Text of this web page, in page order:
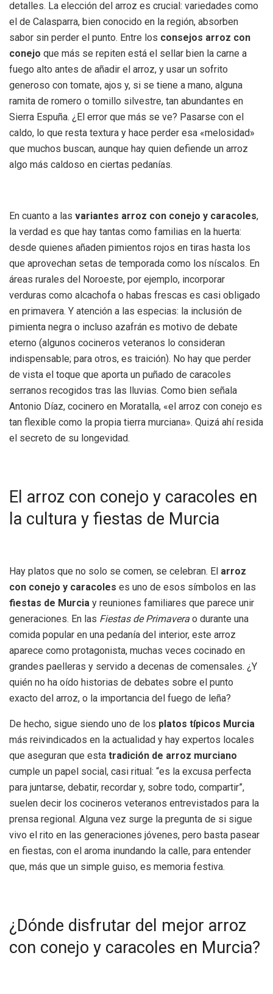
detalles. La elección del arroz es crucial: variedades como
el de Calasparra, bien conocido en la región, absorben
sabor sin perder el punto. Entre los consejos arroz con
conejo que más se repiten está el sellar bien la carne a
fuego alto antes de añadir el arroz, y usar un sofrito
generoso con tomate, ajos y, si se tiene a mano, alguna
ramita de romero o tomillo silvestre, tan abundantes en
Sierra Espuña. ¿El error que más se ve? Pasarse con el
caldo, lo que resta textura y hace perder esa «melosidad»
que muchos buscan, aunque hay quien defiende un arroz
algo más caldoso en ciertas pedanías.
En cuanto a las variantes arroz con conejo y caracoles,
la verdad es que hay tantas como familias en la huerta:
desde quienes añaden pimientos rojos en tiras hasta los
que aprovechan setas de temporada como los níscalos. En
áreas rurales del Noroeste, por ejemplo, incorporar
verduras como alcachofa o habas frescas es casi obligado
en primavera. Y atención a las especias: la inclusión de
pimienta negra o incluso azafrán es motivo de debate
eterno (algunos cocineros veteranos lo consideran
indispensable; para otros, es traición). No hay que perder
de vista el toque que aporta un puñado de caracoles
serranos recogidos tras las lluvias. Como bien señala
Antonio Díaz, cocinero en Moratalla, «el arroz con conejo es
tan flexible como la propia tierra murciana». Quizá ahí resida
el secreto de su longevidad.
El arroz con conejo y caracoles en
la cultura y fiestas de Murcia
Hay platos que no solo se comen, se celebran. El arroz
con conejo y caracoles es uno de esos símbolos en las
fiestas de Murcia y reuniones familiares que parece unir
generaciones. En las Fiestas de Primavera o durante una
comida popular en una pedanía del interior, este arroz
aparece como protagonista, muchas veces cocinado en
grandes paelleras y servido a decenas de comensales. ¿Y
quién no ha oído historias de debates sobre el punto
exacto del arroz, o la importancia del fuego de leña?
De hecho, sigue siendo uno de los platos típicos Murcia
más reivindicados en la actualidad y hay expertos locales
que aseguran que esta tradición de arroz murciano
cumple un papel social, casi ritual: “es la excusa perfecta
para juntarse, debatir, recordar y, sobre todo, compartir”,
suelen decir los cocineros veteranos entrevistados para la
prensa regional. Alguna vez surge la pregunta de si sigue
vivo el rito en las generaciones jóvenes, pero basta pasear
en fiestas, con el aroma inundando la calle, para entender
que, más que un simple guiso, es memoria festiva.
¿Dónde disfrutar del mejor arroz
con conejo y caracoles en Murcia?